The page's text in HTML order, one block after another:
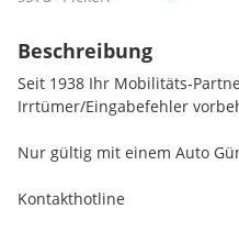
Beschreibung
Seit 1938 Ihr Mobilitäts-
Irrtümer/Eingabefehler
Nur gültig mit einem Auto
Kontakthotline